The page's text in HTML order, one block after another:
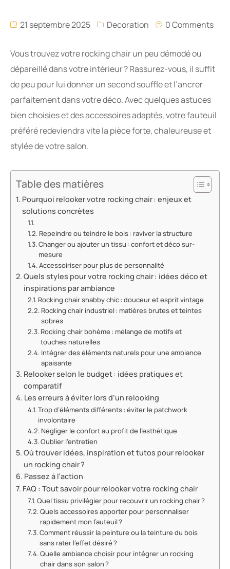
21 septembre 2025 Decoration 0 Comments
Vous trouvez votre rocking chair un peu démodé ou
dépareillé dans votre intérieur ? Rassurez-vous, il suffit
de peu pour lui donner un second souffle et l’ancrer
parfaitement dans votre déco. Avec quelques astuces
bien choisies et des accessoires adaptés, votre fauteuil
préféré redeviendra vite la pièce forte, chaleureuse et
stylée de votre salon.
Table des matières
Pourquoi relooker votre rocking chair : enjeux et
solutions concrètes
Repeindre ou teindre le bois : raviver la structure
Changer ou ajouter un tissu : confort et déco sur-
mesure
Accessoiriser pour plus de personnalité
Quels styles pour votre rocking chair : idées déco et
inspirations par ambiance
Rocking chair shabby chic : douceur et esprit vintage
Rocking chair industriel : matières brutes et teintes
sobres
Rocking chair bohème : mélange de motifs et
touches naturelles
Intégrer des éléments naturels pour une ambiance
apaisante
Relooker selon le budget : idées pratiques et
comparatif
Les erreurs à éviter lors d’un relooking
Trop d’éléments différents : éviter le patchwork
involontaire
Négliger le confort au profit de l’esthétique
Oublier l’entretien
Où trouver idées, inspiration et tutos pour relooker
un rocking chair ?
Passez à l’action
FAQ : Tout savoir pour relooker votre rocking chair
Quel tissu privilégier pour recouvrir un rocking chair ?
Quels accessoires apporter pour personnaliser
rapidement mon fauteuil ?
Comment réussir la peinture ou la teinture du bois
sans rater l’effet désiré ?
Quelle ambiance choisir pour intégrer un rocking
chair dans son salon ?